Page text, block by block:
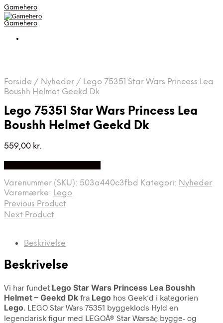
Gamehero
Gamehero
Forside / Nyheder / Lego 75351 Star Wars Princess Lea
Boushh Helmet Geekd Dk
Lego 75351 Star Wars Princess Lea
Boushh Helmet Geekd Dk
559,00 kr.
Varenummer (SKU): 503a440c3fbd Kategori: Nyheder
Varemærke: Lego
Previous Product
Next Product
Beskrivelse
Beskrivelse
Vi har fundet Lego Star Wars Princess Lea Boushh
Helmet – Geekd Dk fra Lego hos Geek´d i kategorien
Lego. LEGO Star Wars 75351 byggeklods Hyld en
legendarisk figur med LEGOÂ® Star Warsâ¢ bygge- og